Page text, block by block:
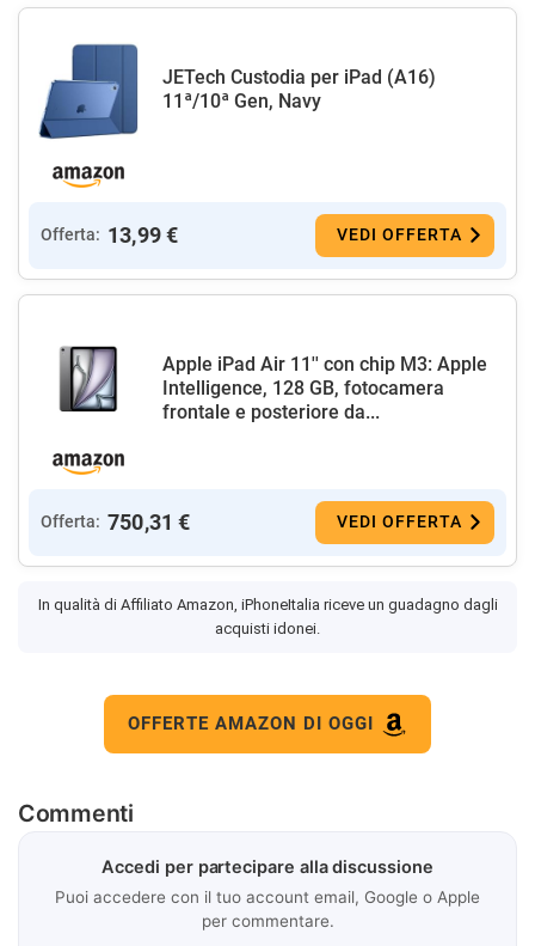
JETech Custodia per iPad (A16)
11ª/10ª Gen, Navy
Offerta: 13,99 € VEDI OFFERTA
Apple iPad Air 11'' con chip M3: Apple
Intelligence, 128 GB, fotocamera
frontale e posteriore da...
Offerta: 750,31 € VEDI OFFERTA
In qualità di Affiliato Amazon, iPhoneItalia riceve un guadagno dagli
acquisti idonei.
OFFERTE AMAZON DI OGGI
Commenti
Accedi per partecipare alla discussione
Puoi accedere con il tuo account email, Google o Apple
per commentare.